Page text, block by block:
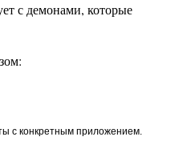
с демонами, которые
с конкретным приложением.